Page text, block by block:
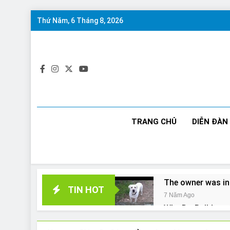
Skip
Thứ Năm, 6 Tháng 8, 2026
TRANG CHỦ DIỄN ĐÀN
TIN HOT
The owner was
7 Năm Ago
Why Do
7 Năm Ago